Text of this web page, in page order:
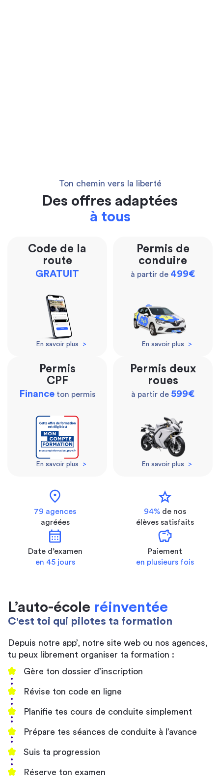
Ton chemin vers la liberté
Des offres adaptées
à tous
Code de la
route
GRATUIT
En savoir plus >
Permis de
conduire
à partir de 499€
En savoir plus >
Permis
CPF
Finance ton permis
En savoir plus >
Permis deux
roues
à partir de 599€
En savoir plus >
location_on
79 agences
agréées
star
94% de nos
élèves satisfaits
calendar_month
Date d’examen
en 45 jours
savings
Paiement
en plusieurs fois
L’auto-école réinventée
C'est toi qui pilotes ta formation
Depuis notre app’, notre site web ou nos agences,
tu peux librement organiser ta formation :
Gère ton dossier d’inscription
Révise ton code en ligne
Planifie tes cours de conduite simplement
Prépare tes séances de conduite à l’avance
Suis ta progression
Réserve ton examen